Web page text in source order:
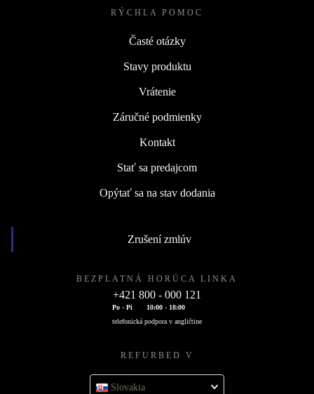
RÝCHLA POMOC
Časté otázky
Stavy produktu
Vrátenie
Záručné podmienky
Kontakt
Stať sa predajcom
Opýtať sa na stav dodania
Zrušení zmlúv
BEZPLATNÁ HORÚCA LINKA
+421 800 - 000 121
Po - Pi
10:00 - 18:00
telefonická podpora v angličtine
REFURBED V
Slovakia